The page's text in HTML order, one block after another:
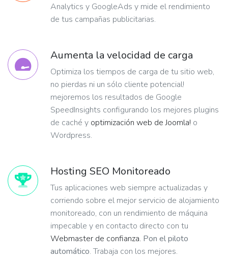
Analytics y GoogleAds y mide el rendimiento
de tus campañas publicitarias.
Aumenta la velocidad de carga
Optimiza los tiempos de carga de tu sitio web,
no pierdas ni un sólo cliente potencial!
mejoremos los resultados de Google
SpeedInsights configurando los mejores plugins
de caché y optimización web de Joomla! o
Wordpress.
Hosting SEO Monitoreado
Tus aplicaciones web siempre actualizadas y
corriendo sobre el mejor servicio de alojamiento
monitoreado, con un rendimiento de máquina
impecable y en contacto directo con tu
Webmaster de confianza. Pon el piloto
automático. Trabaja con los mejores.